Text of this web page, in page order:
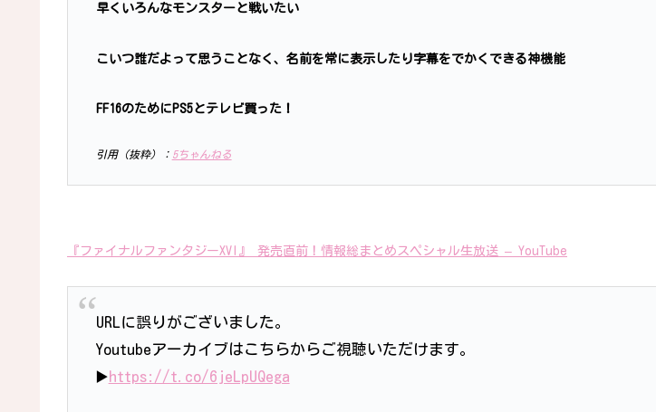
早くいろんなモンスターと戦いたい
こいつ誰だよって思うことなく、名前を常に表示したり字幕をでかくできる神機能
FF16のためにPS5とテレビ買った！
引用（抜粋）： 5ちゃんねる
『ファイナルファンタジーXVI』 発売直前！情報総まとめスペシャル生放送 – YouTube
URLに誤りがございました。
Youtubeアーカイブはこちらからご視聴いただけます。
▶️https://t.co/6jeLpUQega